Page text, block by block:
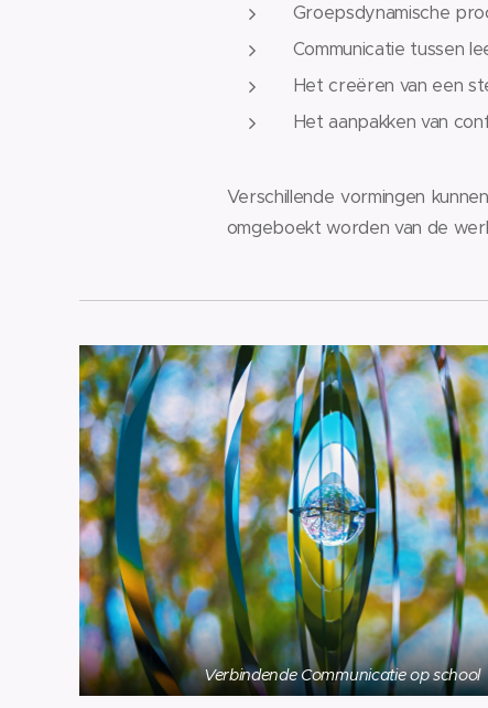
Groepsdynamische
Communicatie tussen
Het creëren van een
Het aanpakken van
Verschillende vormingen
omgeboekt worden van de
Verbindende Communicatie op school